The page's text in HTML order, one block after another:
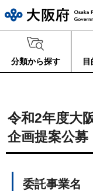
分類から探す
令和2年度大
企画提案公募
委託事業名